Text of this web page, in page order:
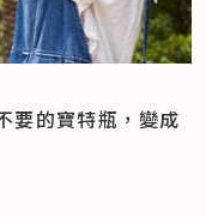
要的寶特瓶，變成